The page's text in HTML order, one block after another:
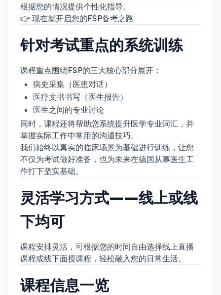
根据您的情况提供个性化指导。
👉 现在就开启您的FSP备考之路
针对考试重点的系统训练
课程重点围绕FSP的三大核心部分展开：
病史采集（医患对话）
医疗文书书写（医生报告）
医生之间的专业讨论
同时，课程还将帮助您系统提升医学专业词汇，并
掌握实际工作中常用的沟通技巧。
我们始终以真实的临床场景为基础进行训练，让您
不仅为考试做好准备，也为未来在德国从事医生工
作打下坚实基础。
灵活学习方式——线上或线
下均可
课程安排灵活，可根据您的时间自由选择线上直播
课程或线下面授课程，轻松融入您的日常生活。
课程信息一览